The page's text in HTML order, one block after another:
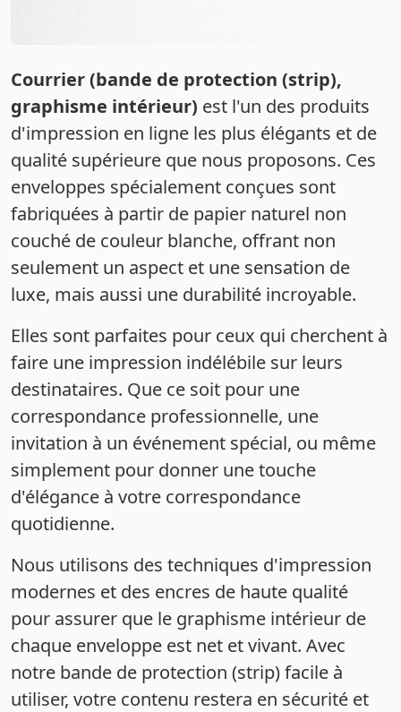
Courrier (bande de protection (strip),
graphisme intérieur) est l'un des produits
d'impression en ligne les plus élégants et de
qualité supérieure que nous proposons. Ces
enveloppes spécialement conçues sont
fabriquées à partir de papier naturel non
couché de couleur blanche, offrant non
seulement un aspect et une sensation de
luxe, mais aussi une durabilité incroyable.
Elles sont parfaites pour ceux qui cherchent à
faire une impression indélébile sur leurs
destinataires. Que ce soit pour une
correspondance professionnelle, une
invitation à un événement spécial, ou même
simplement pour donner une touche
d'élégance à votre correspondance
quotidienne.
Nous utilisons des techniques d'impression
modernes et des encres de haute qualité
pour assurer que le graphisme intérieur de
chaque enveloppe est net et vivant. Avec
notre bande de protection (strip) facile à
utiliser, votre contenu restera en sécurité et